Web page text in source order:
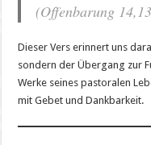
(Offenbarung
Dieser Vers erinnert uns
sondern der Übergang zur
Werke seines pastoralen
mit Gebet und Dankbarkeit.